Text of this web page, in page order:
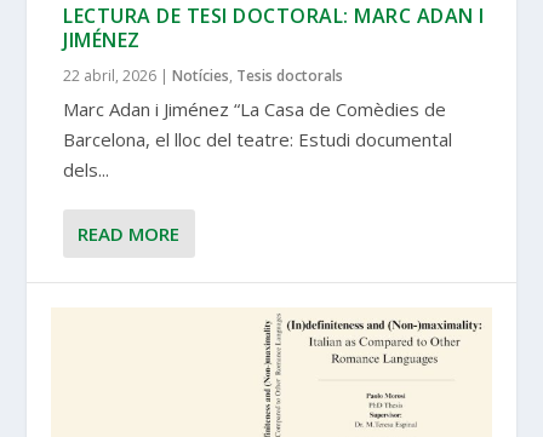
LECTURA DE TESI DOCTORAL: MARC ADAN I
JIMÉNEZ
22 abril, 2026 |Notícies, Tesis doctorals
Marc Adan i Jiménez “La Casa de Comèdies de
Barcelona, el lloc del teatre: Estudi documental
dels...
READ MORE